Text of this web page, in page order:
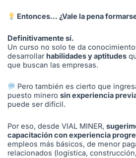
Entonces… ¿Vale la pena
Definitivamente sí.
Un curso no solo te da
desarrollar habilidades y aptitudes
que buscan las empresas.
Pero también es cierto que
puesto minero sin experiencia
puede ser difícil.
Por eso, desde VIAL MINER,
capacitación con experiencia
empleos más básicos, de menor
relacionados (logística,